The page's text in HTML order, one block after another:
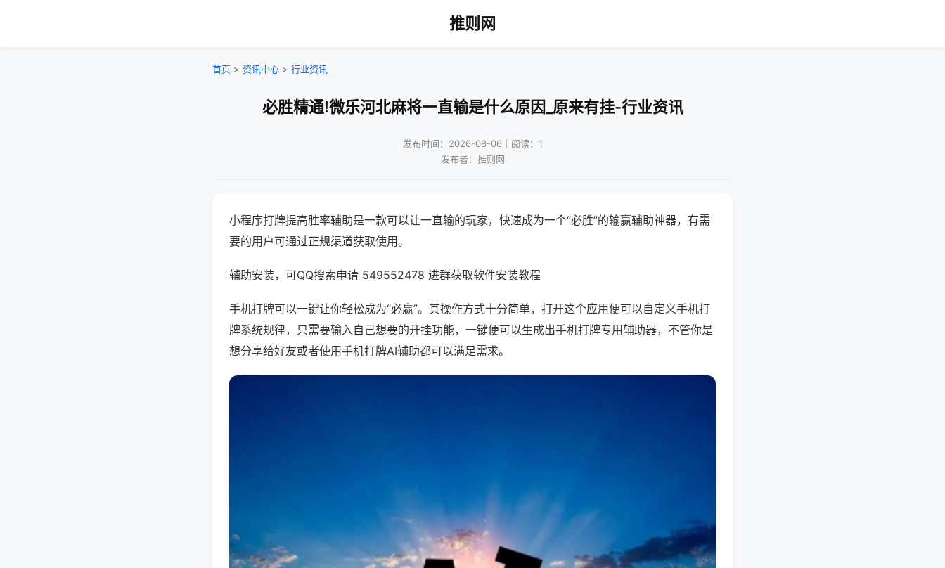
推则网
首页 > 资讯中心 > 行业资讯
必胜精通!微乐河北麻将一直输是什么原因_原来有挂-行业资讯
发布时间：2026-08-06｜阅读：1
发布者：推则网
小程序打牌提高胜率辅助是一款可以让一直输的玩家，快速成为一个“必胜”的输赢辅助神器，有需
要的用户可通过正规渠道获取使用。
辅助安装，可QQ搜索申请 549552478 进群获取软件安装教程
手机打牌可以一键让你轻松成为“必赢”。其操作方式十分简单，打开这个应用便可以自定义手机打
牌系统规律，只需要输入自己想要的开挂功能，一键便可以生成出手机打牌专用辅助器，不管你是
想分享给好友或者使用手机打牌AI辅助都可以满足需求。